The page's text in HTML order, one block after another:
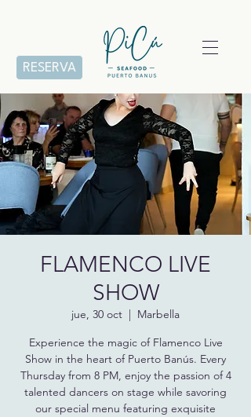
RESERVA
FLAMENCO LIVE
SHOW
jue, 30 oct
  |
Marbella
Experience the magic of Flamenco Live
Show in the heart of Puerto Banús. Every
Thursday from 8 PM, enjoy the passion of 4
talented dancers on stage while savoring
our special menu featuring exquisite